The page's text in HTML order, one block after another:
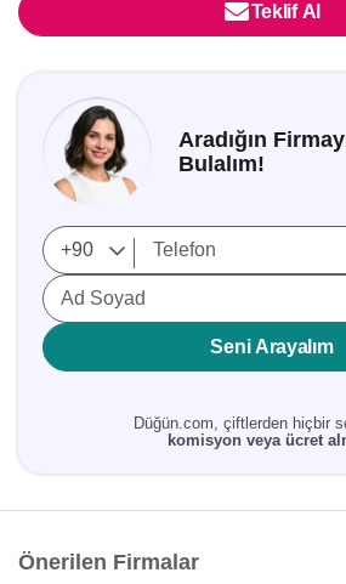
Teklif Al
Aradığın
Bulalım!
Ad Soyad
Seni Arayalım
Düğün.com, çiftlerden hiçbir
komisyon veya ücret
Önerilen Firmalar